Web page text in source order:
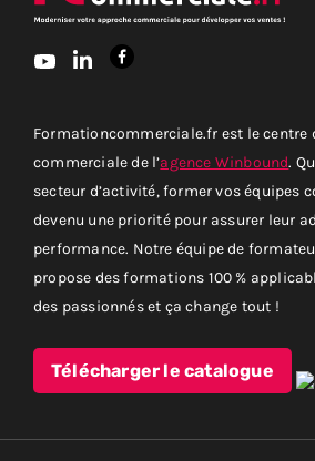
Formationcommerciale.fr est le centre
commerciale de l’agence Winbound.
secteur d’activité, former vos équipes
devenu une priorité pour assurer leur
performance. Notre équipe de
propose des formations 100 %
des passionnés et ça change tout !
Télécharger le catalogue